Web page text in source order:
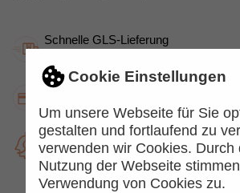
Cookie Einstellungen
Um unsere Webseite für Sie
gestalten und fortlaufend zu
verwenden wir Cookies. Durch
Nutzung der Webseite
Verwendung von Cookies zu.
Schnelle GLS-Lieferung
Kauf auf Rechnung
Jetzt kaufen, später zahlen.
Top Kundenservice
Kompetent und freundlich